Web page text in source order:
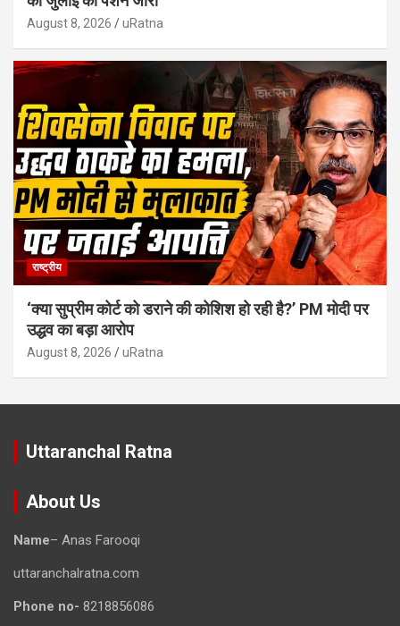
August 8, 2026 uRatna
राष्ट्रीय
‘क्या सुप्रीम कोर्ट को डराने की कोशिश हो रही है?’ PM मोदी पर
उद्धव का बड़ा आरोप
August 8, 2026 uRatna
Uttaranchal Ratna
About Us
Name– Anas Farooqi
uttaranchalratna.com
Phone no- 8218856086